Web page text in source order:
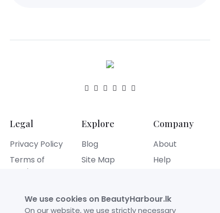
Legal
Privacy Policy
Terms of
Service
Cookies Policy
Explore
Blog
Site Map
Company
About
Help
We use cookies on BeautyHarbour.lk
On our website, we use strictly necessary